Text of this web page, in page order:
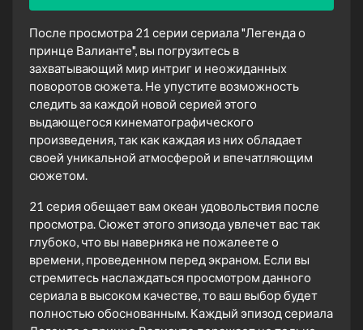
После просмотра 21 серии сериала "Легенда о
принце Валианте", вы погрузитесь в
захватывающий мир интриг и неожиданных
поворотов сюжета. Не упустите возможность
следить за каждой новой серией этого
выдающегося кинематографического
произведения, так как каждая из них обладает
своей уникальной атмосферой и впечатляющим
сюжетом.
21 серия обещает вам океан удовольствия после
просмотра. Сюжет этого эпизода увлечет вас так
глубоко, что вы наверняка не пожалеете о
времени, проведенном перед экраном. Если вы
стремитесь наслаждаться просмотром данного
сериала в высоком качестве, то ваш выбор будет
полностью обоснованным. Каждый эпизод сериала